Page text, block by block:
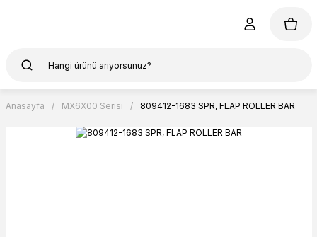
Anasayfa MX6X00 Serisi 809412-1683 SPR, FLAP ROLLER BAR